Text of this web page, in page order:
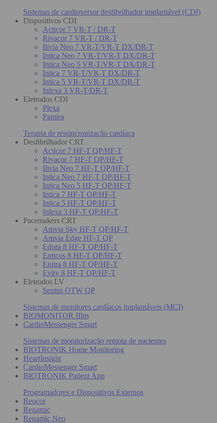
Sistemas de cardioversor desfibrilhador implantável (CDI)
Dispositivos CDI
Acticor 7 VR-T / DR-T
Rivacor 7 VR-T / DR-T
Ilivia Neo 7 VR-T/VR-T DX/DR-T
Intica Neo 7 VR-T/VR-T DX/DR-T
Intica Neo 5 VR-T/VR-T DX/DR-T
Intica 7 VR-T/VR-T DX/DR-T
Intica 5 VR-T/VR-T DX/DR-T
Inlexa 3 VR-T/DR-T
Eletrodos CDI
Plexa
Pamira
Terapia de ressincronização cardíaca
Desfibrilhador CRT
Acticor 7 HF-T QP/HF-T
Rivacor 7 HF-T QP/HF-T
Ilivia Neo 7 HF-T QP/HF-T
Intica Neo 7 HF-T QP/HF-T
Intica Neo 5 HF-T QP/HF-T
Intica 7 HF-T QP/HF-T
Intica 5 HF-T QP/HF-T
Inlexa 3 HF-T QP/HF-T
Pacemakers CRT
Amvia Sky HF-T QP/HF-T
Amvia Edge HF-T QP
Edora 8 HF-T QP/HF-T
Enticos 8 HF-T QP/HF-T
Enitra 8 HF-T QP/HF-T
Evity 8 HF-T QP/HF-T
Eletrodos LV
Sentus OTW QP
Sistemas de monitores cardíacos implantáveis (MCI)
BIOMONITOR IIIm
CardioMessenger Smart
Sistemas de monitorização remota de pacientes
BIOTRONIK Home Monitoring
HeartInsight
CardioMessenger Smart
BIOTRONIK Patient App
Programadores e Dispositivos Externos
Reocor
Renamic
Renamic Neo